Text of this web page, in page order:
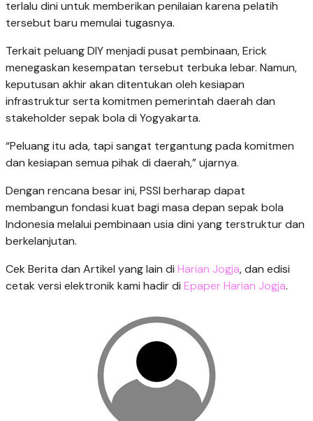
terlalu dini untuk memberikan penilaian karena pelatih
tersebut baru memulai tugasnya.
Terkait peluang DIY menjadi pusat pembinaan, Erick
menegaskan kesempatan tersebut terbuka lebar. Namun,
keputusan akhir akan ditentukan oleh kesiapan
infrastruktur serta komitmen pemerintah daerah dan
stakeholder sepak bola di Yogyakarta.
“Peluang itu ada, tapi sangat tergantung pada komitmen
dan kesiapan semua pihak di daerah,” ujarnya.
Dengan rencana besar ini, PSSI berharap dapat
membangun fondasi kuat bagi masa depan sepak bola
Indonesia melalui pembinaan usia dini yang terstruktur dan
berkelanjutan.
Cek Berita dan Artikel yang lain di Harian Jogja, dan edisi
cetak versi elektronik kami hadir di Epaper Harian Jogja.